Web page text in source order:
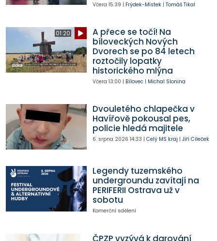
Včera 15:39 | Frýdek-Místek| Tomáš Tikal
01:20
A přece se točí! Na
bíloveckých Nových
Dvorech se po 84 letech
roztočily lopatky
historického mlýna
Včera 13:00 | Bílovec| Michal Slonina
Dvouletého chlapečka v
Havířově pokousal pes,
policie hledá majitele
6. srpna 2026 14:33 | Celý MS kraj | Jiří Cileček
Legendy tuzemského
undergroundu zavítají na
PERIFERII Ostrava už v
sobotu
Komerční sdělení
ČPZP vyzývá k darování